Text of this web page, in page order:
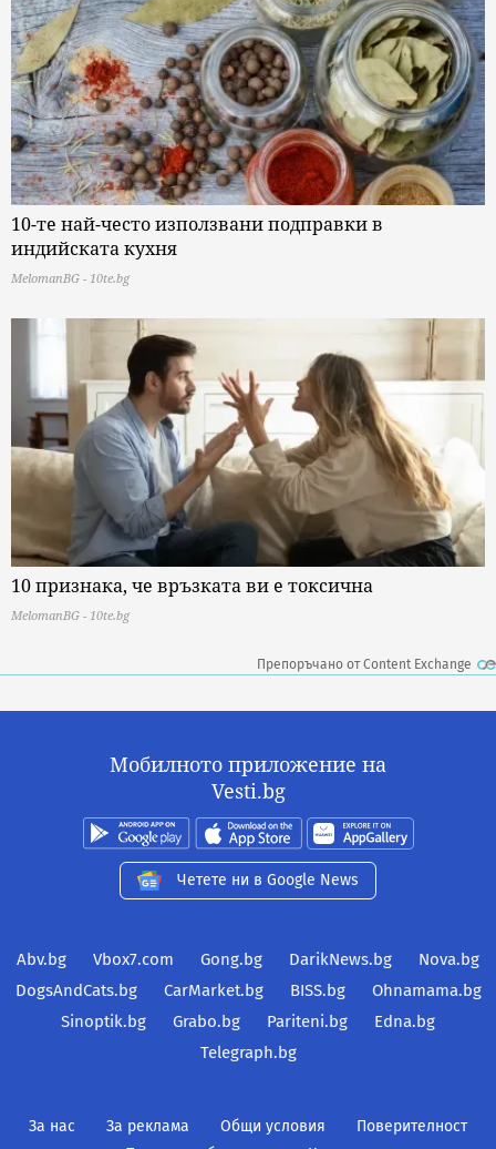
10-те най-често използвани подправки в
индийската кухня
MelomanBG - 10te.bg
10 признака, че връзката ви е токсична
MelomanBG - 10te.bg
Препоръчано от Content Exchange
Мобилното приложение на
Vesti.bg
Четете ни в Google News
Abv.bg Vbox7.com Gong.bg DarikNews.bg
Nova.bg
DogsAndCats.bg
CarMarket.bg BISS.bg
Ohnamama.bg
Sinoptik.bg
Grabo.bg Pariteni.bg
Edna.bg
Telegraph.bg
За нас За реклама Общи условия
Поверителност